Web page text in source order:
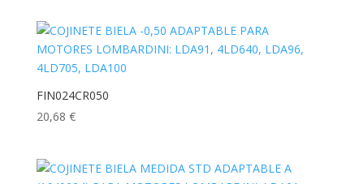
FIN024CR050
20,68 €